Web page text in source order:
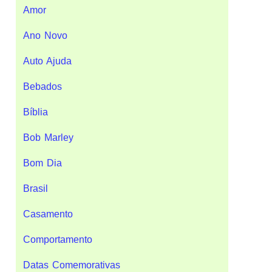
Amor
Ano Novo
Auto Ajuda
Bebados
Bíblia
Bob Marley
Bom Dia
Brasil
Casamento
Comportamento
Datas Comemorativas